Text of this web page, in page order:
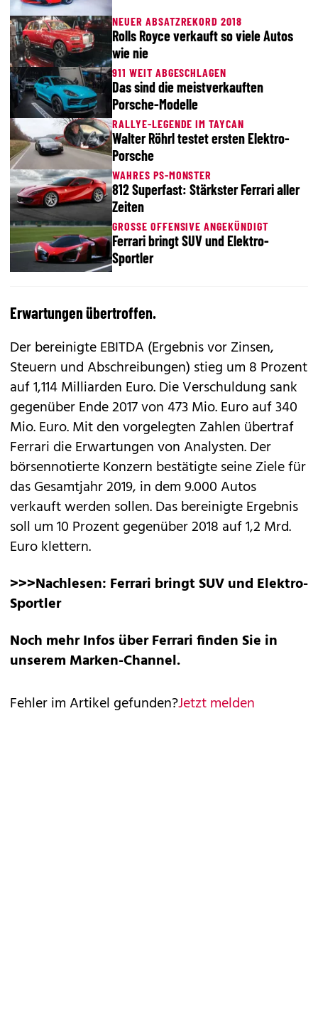
NEUER ABSATZREKORD 2018
Rolls Royce verkauft so viele Autos
wie nie
911 WEIT ABGESCHLAGEN
Das sind die meistverkauften
Porsche-Modelle
RALLYE-LEGENDE IM TAYCAN
Walter Röhrl testet ersten Elektro-
Porsche
WAHRES PS-MONSTER
812 Superfast: Stärkster Ferrari aller
Zeiten
GROSSE OFFENSIVE ANGEKÜNDIGT
Ferrari bringt SUV und Elektro-
Sportler
Erwartungen übertroffen.
Der bereinigte EBITDA (Ergebnis vor Zinsen,
Steuern und Abschreibungen) stieg um 8 Prozent
auf 1,114 Milliarden Euro. Die Verschuldung sank
gegenüber Ende 2017 von 473 Mio. Euro auf 340
Mio. Euro. Mit den vorgelegten Zahlen übertraf
Ferrari die Erwartungen von Analysten. Der
börsennotierte Konzern bestätigte seine Ziele für
das Gesamtjahr 2019, in dem 9.000 Autos
verkauft werden sollen. Das bereinigte Ergebnis
soll um 10 Prozent gegenüber 2018 auf 1,2 Mrd.
Euro klettern.
>>>Nachlesen: Ferrari bringt SUV und Elektro-
Sportler
Noch mehr Infos über Ferrari finden Sie in
unserem Marken-Channel.
Fehler im Artikel gefunden?Jetzt melden